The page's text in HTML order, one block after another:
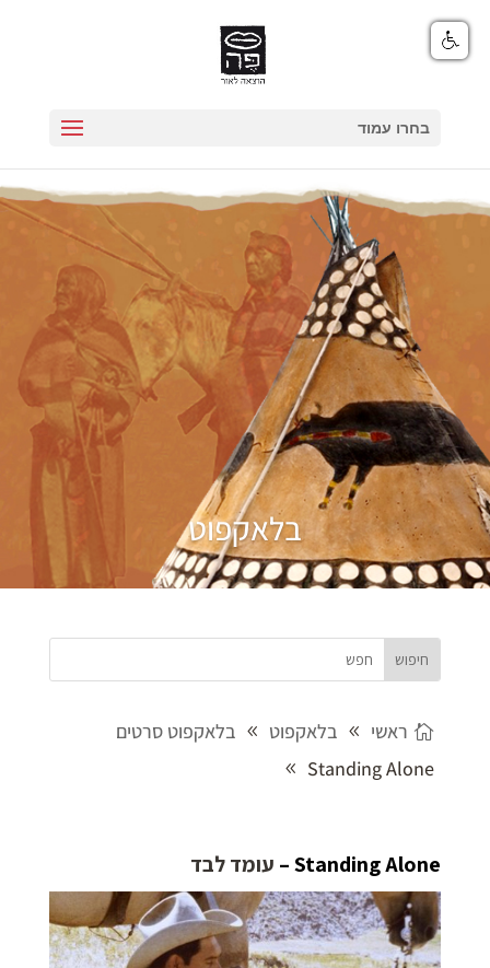
בחרו עמוד
בלאקפוט
ראשי בלאקפוט
בלאקפוט סרטים
Standing Alone
Standing Alone
– עומד לבד